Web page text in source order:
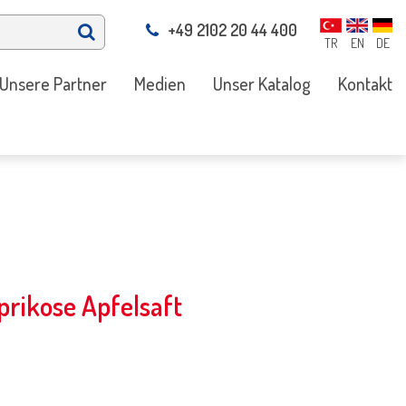
TR EN DE
+49 2102 20 44 400
Unsere Partner Medien Unser Katalog Kontakt
Apfelsaft